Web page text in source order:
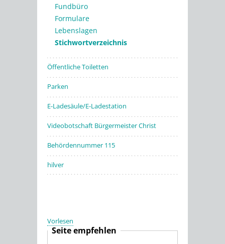
Fundbüro
Formulare
Lebenslagen
Stichwortverzeichnis
Öffentliche Toiletten
Parken
E-Ladesäule/E-Ladestation
Videobotschaft Bürgermeister Christ
Behördennummer 115
hilver
Vorlesen
Seite empfehlen